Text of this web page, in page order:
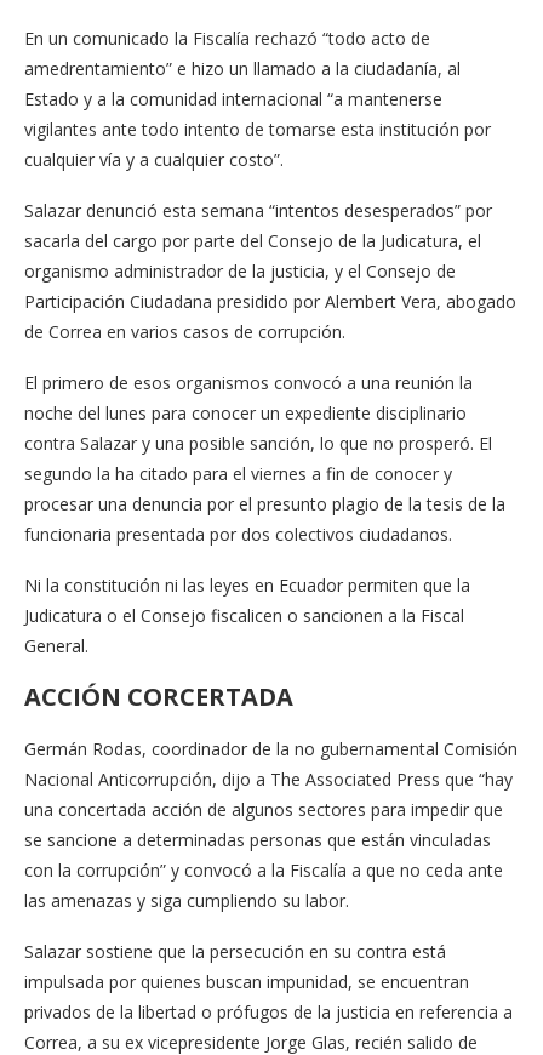
En un comunicado la Fiscalía rechazó “todo acto de
amedrentamiento” e hizo un llamado a la ciudadanía, al
Estado y a la comunidad internacional “a mantenerse
vigilantes ante todo intento de tomarse esta institución por
cualquier vía y a cualquier costo”.
Salazar denunció esta semana “intentos desesperados” por
sacarla del cargo por parte del Consejo de la Judicatura, el
organismo administrador de la justicia, y el Consejo de
Participación Ciudadana presidido por Alembert Vera, abogado
de Correa en varios casos de corrupción.
El primero de esos organismos convocó a una reunión la
noche del lunes para conocer un expediente disciplinario
contra Salazar y una posible sanción, lo que no prosperó. El
segundo la ha citado para el viernes a fin de conocer y
procesar una denuncia por el presunto plagio de la tesis de la
funcionaria presentada por dos colectivos ciudadanos.
Ni la constitución ni las leyes en Ecuador permiten que la
Judicatura o el Consejo fiscalicen o sancionen a la Fiscal
General.
ACCIÓN CORCERTADA
Germán Rodas, coordinador de la no gubernamental Comisión
Nacional Anticorrupción, dijo a The Associated Press que “hay
una concertada acción de algunos sectores para impedir que
se sancione a determinadas personas que están vinculadas
con la corrupción” y convocó a la Fiscalía a que no ceda ante
las amenazas y siga cumpliendo su labor.
Salazar sostiene que la persecución en su contra está
impulsada por quienes buscan impunidad, se encuentran
privados de la libertad o prófugos de la justicia en referencia a
Correa, a su ex vicepresidente Jorge Glas, recién salido de